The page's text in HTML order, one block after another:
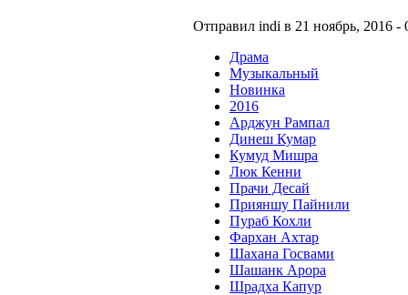
Отправил indi в 21 ноябрь, 2016 -
Драма
Музыкальный
Новинка
2016
Арджун Рампал
Динеш Кумар
Кумуд Мишра
Люк Кенни
Прачи Десай
Прияншу Пайнили
Пураб Кохли
Фархан Ахтар
Шахана Госвами
Шашанк Арора
Шрадха Капур